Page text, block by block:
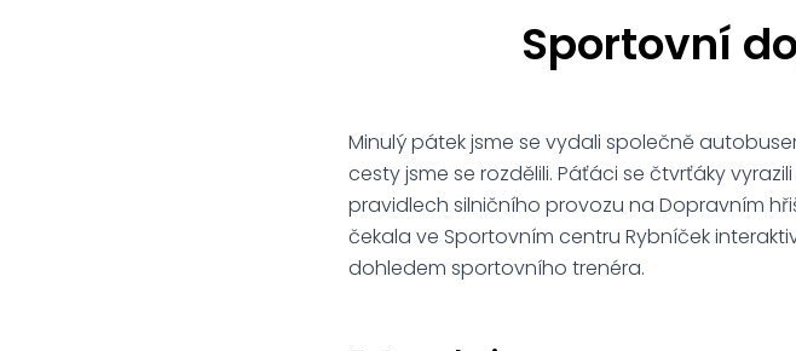
Sportovní
Minulý pátek jsme se vydali společně
cesty jsme se rozdělili. Páťáci se čtvrťáky
pravidlech silničního provozu na Dopravním
čekala ve Sportovním centru Rybníček
dohledem sportovního trenéra.